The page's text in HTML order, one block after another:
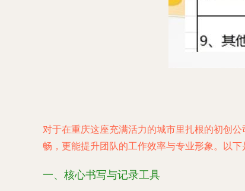
对于在重庆这座充满活力的城市里扎根的初创
畅，更能提升团队的工作效率与专业形象。以
一、核心书写与记录工具